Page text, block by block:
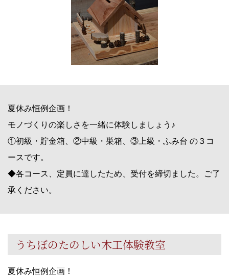
夏休み恒例企画！
モノづくりの楽しさを一緒に体験しましょう♪
①初級・貯金箱、②中級・巣箱、③上級・ふみ台 の３コ
ースです。
◆各コース、定員に達したため、受付を締切ました。ご了
承ください。
うちぼのたのしい木工体験教室
夏休み恒例企画！